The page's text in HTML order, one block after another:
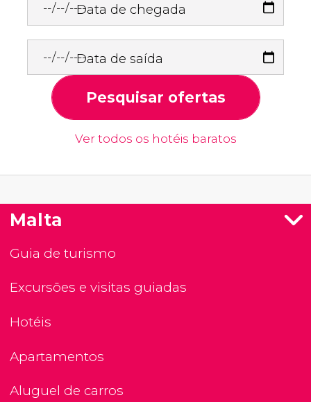
Data de chegada
Data de saída
Pesquisar ofertas
Ver todos os hotéis baratos
Malta
Guia de turismo
Excursões e visitas guiadas
Hotéis
Apartamentos
Aluguel de carros